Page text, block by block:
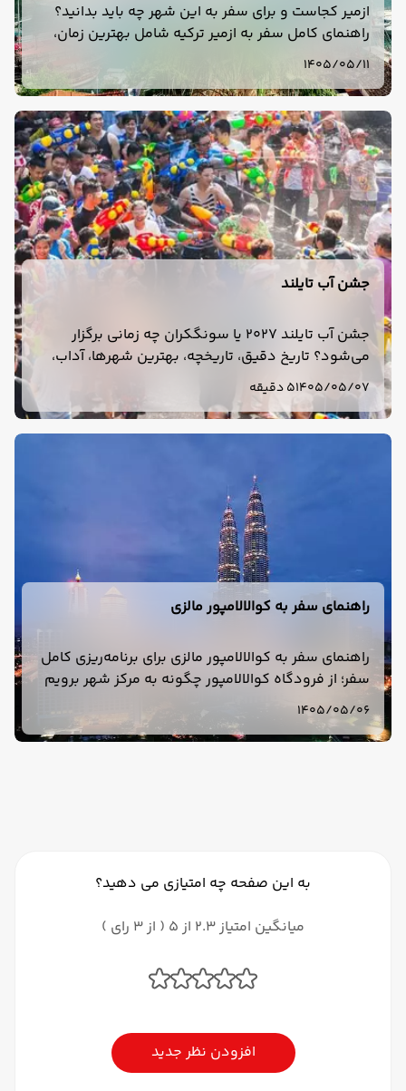
ازمیر کجاست و برای سفر به این شهر چه باید بدانید؟
راهنمای کامل سفر به ازمیر ترکیه شامل بهترین زمان،
هزینه، هتل، حمل‌ونقل، جاهای دیدنی، غذا و تور ازمیر.
1405/05/11
جشن آب تایلند
جشن آب تایلند 2027 یا سونگکران چه زمانی برگزار
می‌شود؟ تاریخ دقیق، تاریخچه، بهترین شهرها، آداب،
بخوانید.
1405/05/075 دقیقه
راهنمای سفر به کوالالامپور مالزی
راهنمای سفر به کوالالامپور مالزی برای برنامه‌ریزی کامل
سفر؛ از فرودگاه کوالالامپور چگونه به مرکز شهر برویم
و کوالالامپور برای سفر چند روز مناسب است؟ بررسی
هزینه، هتل، دیدنی‌ها.
1405/05/06
به این صفحه چه امتیازی می دهید؟
میانگین امتیاز 2.3 از 5 ( از 3 رای )
افزودن نظر جدید